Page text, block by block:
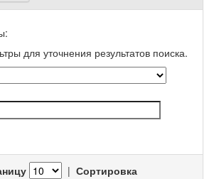
для уточнения результатов поиска.
| Сортировка